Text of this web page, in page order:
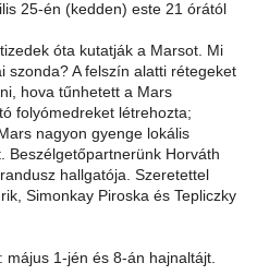
25-én (kedden) este 21 órától
óta kutatják a Marsot. Mi
szonda? A felszín alatti rétegeket
hova tűnhetett a Mars
folyómedreket létrehozta;
nagyon gyenge lokális
Beszélgetőpartnerünk Horváth
hallgatója. Szeretettel
Simonkay Piroska és Tepliczky
május 1-jén és 8-án hajnaltájt.